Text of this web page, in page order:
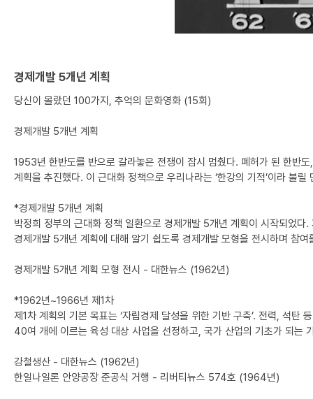
경제개발 5개년 계획
당신이 몰랐던 100가지, 추억의 문화영화 (15회)
경제개발 5개년 계획
1953년 한반도를 반으로 갈라놓은 전쟁이 잠시 멈췄다. 폐허가 된 한반
계획을 추진했다. 이 근대화 정책으로 우리나라는 ‘한강의 기적’이라 불
*경제개발 5개년 계획
박정희 정부의 근대화 정책 일환으로 경제개발 5개년 계획이 시작되었
경제개발 5개년 계획에 대해 알기 쉽도록 경제개발 모형을 전시하며 참여
경제개발 5개년 계획 모형 전시 - 대한뉴스 (1962년)
*1962년~1966년 제1차
제1차 계획의 기본 목표는 ‘자립경제 달성을 위한 기반 구축’. 전력, 석
40여 개에 이르는 육성 대상 사업을 선정하고, 국가 산업의 기초가 되는
강철생산 - 대한뉴스 (1962년)
한일나일론 안양공장 준공식 거행 - 리버티뉴스 574호 (1964년)